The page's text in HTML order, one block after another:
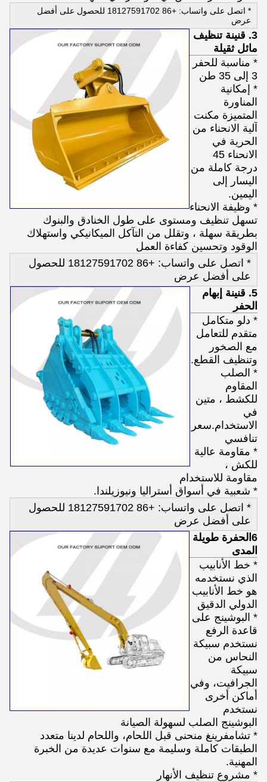
* اتصل على واتساب: +86 18127591702 للحصول على أفضل
عرض
3. قنينة تنظيف
مائل ثقيلة
* مناسبة للحفر
3 إلى 35 طن
* إمكانية
المناورة
المتميزة مكنت
آلية الانحناء من
الحرية في
الانحناء 45
درجة كاملة من
اليسار إلى
اليمين.
* وظيفة الانحناء
تسهل تنظيف ومستوى على طول الخنادق والبنوك
بطريقة سهلة ، وتقلل من التآكل الميكانيكي واستهلاك
الوقود وتحسين كفاءة العمل
* اتصل على واتساب: +86 18127591702 للحصول
على أفضل عرض
5. قنينة إبهام
الحفر
* دلو متكامل
متقدم للتعامل
مع الصخور
وتنظيف القطع.
* الصلب
المقاوم
للكشط ، متين
في
الاستخدام.سعر
تنافسي
* مقاومة عالية
للكش ،
مقاومة للاستخدام
* شعبية في أسواق أستراليا ونيوزيلندا.
* اتصل على واتساب: +86 18127591702 للحصول
على أفضل عرض
6الحفرة طويلة
المدى
* خط الأنابيب
الذي نستخدمه
هو خط الأنابيب
الدولي الدقيق
* البوشينج على
قاعدة الرفع
نستخدم سبيكة
النحاس من
سبيكة
الجرافيت، وفي
أماكن أخرى
نستخدم
البوشينج الصلب لسهولة الصيانة
* تشامفرينغ منحنى قبل اللحام، واللحام لدينا متعدد
الطبقات كاملة وسليمة مع سنوات عديدة من الخبرة
المهنية.
* مشروع تنظيف الأنهار